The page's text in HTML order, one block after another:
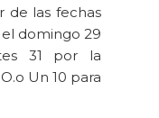
de las fechas
domingo 29
31 por la
Un 10 para